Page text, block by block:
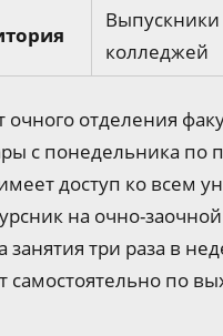
колледжей
очного отделения
с понедельника по
доступ ко всем
на очно-
занятия три раза в
самостоятельно по